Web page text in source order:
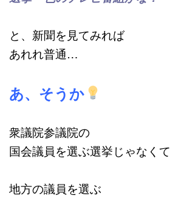
と、新聞を見てみれば
あれれ普通…
あ、そうか
衆議院参議院の
国会議員を選ぶ選挙じゃなくて
地方の議員を選ぶ